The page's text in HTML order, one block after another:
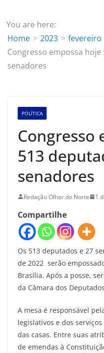
You are here:
Home
2023 fevereiro
Congresso empossa
senadores
POLÍTICA
Congresso
513
senadores
Redação Olhar do Norte 1
Compartilhe
Os 513 deputados e 27
de 2022 serão
Brasília. Após a posse,
da Câmara dos
A mesa é responsável
legislativos e dos
das casas. Entre suas
de emendas à